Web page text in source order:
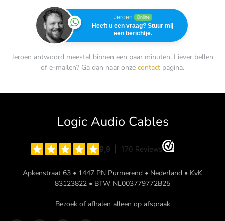
Jeroen Online
Heeft u een vraag? Stuur mij
een berichtje.
Jeroen antwoord meestal binnen een paar minuten. Liever bellen
of e-mailen? Ga dan naar onze contact pagina.
Logic Audio Cables
Apkenstraat 63 • 1447 PN Purmerend • Nederland • KvK
83123822 • BTW NL003779772B25
Bezoek of afhalen alleen op afspraak